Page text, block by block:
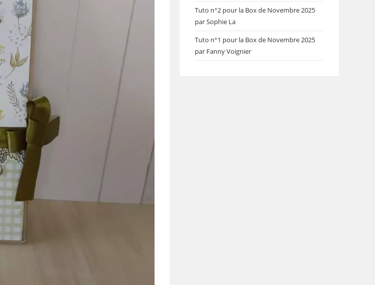
Tuto n°2 pour la Box de Novembre 2025
par Sophie La
Tuto n°1 pour la Box de Novembre 2025
par Fanny Voignier